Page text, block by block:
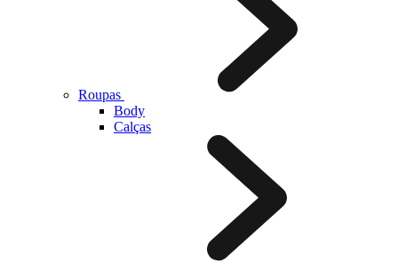
Roupas
Body
Calças